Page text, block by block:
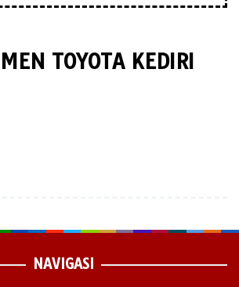
TOYOTA KEDIRI
NAVIGASI